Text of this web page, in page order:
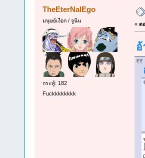
TheEterNalEgo
มนุษย์เงือก / จูนิน
กระทู้: 182
Fuckkkkkkkk
« ต
อ้